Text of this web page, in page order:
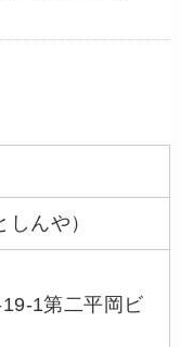
んや）
1第二平岡ビ